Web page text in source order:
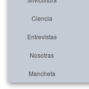
Ciencia
Entrevistas
Nosotras
Mancheta